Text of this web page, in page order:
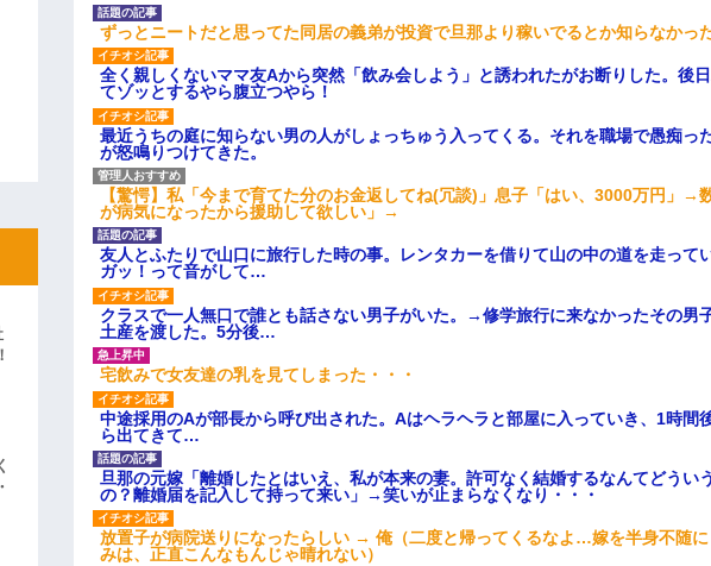
ずっとニートだと思ってた同居の義弟が投資で旦那より稼いでるとか知らなかっ
全く親しくないママ友Aから突然「飲み会しよう」と誘われたがお断りした。後
てゾッとするやら腹立つやら！
最近うちの庭に知らない男の人がしょっちゅう入ってくる。それを職場で愚痴っ
が怒鳴りつけてきた。
【驚愕】私「今まで育てた分のお金返してね(冗談)」息子「はい、3000万円」→
が病気になったから援助して欲しい」→
友人とふたりで山口に旅行した時の事。レンタカーを借りて山の中の道を走って
ガッ！って音がして…
クラスで一人無口で誰とも話さない男子がいた。→修学旅行に来なかったその男
土産を渡した。5分後…
宅飲みで女友達の乳を見てしまった・・・
中途採用のAが部長から呼び出された。Aはヘラヘラと部屋に入っていき、1時間
ら出てきて…
旦那の元嫁「離婚したとはいえ、私が本来の妻。許可なく結婚するなんてどうい
の？離婚届を記入して持って来い」→笑いが止まらなくなり・・・
放置子が病院送りになったらしい → 俺（二度と帰ってくるなよ…嫁を半身不随に
みは、正直こんなもんじゃ晴れない）